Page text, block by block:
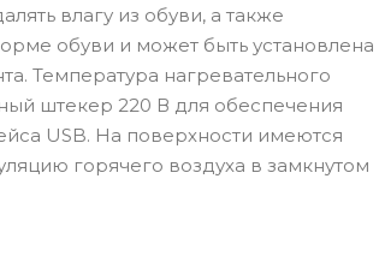
влагу из обуви, а также
обуви и может быть установлена
Температура нагревательного
штекер 220 В для обеспечения
USB. На поверхности имеются
горячего воздуха в замкнутом